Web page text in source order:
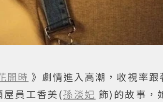
開時 》劇情進入高潮，收視率
員工香美(孫淡妃 飾)的故事，